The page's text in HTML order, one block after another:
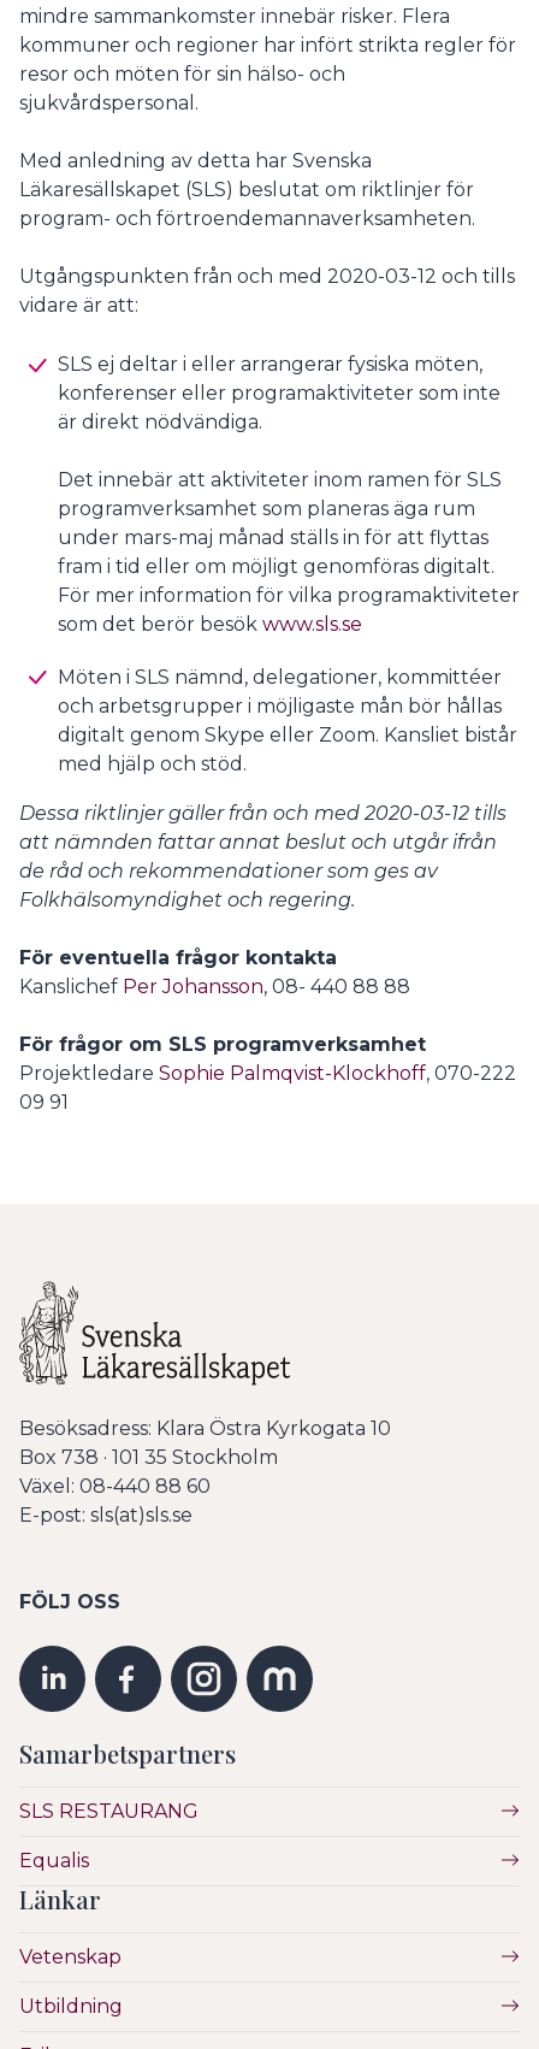
mindre sammankomster innebär risker. Flera
kommuner och regioner har infört strikta regler för
resor och möten för sin hälso- och
sjukvårdspersonal.
Med anledning av detta har Svenska
Läkaresällskapet (SLS) beslutat om riktlinjer för
program- och förtroendemannaverksamheten.
Utgångspunkten från och med 2020-03-12 och tills
vidare är att:
SLS ej deltar i eller arrangerar fysiska möten,
konferenser eller programaktiviteter som inte
är direkt nödvändiga.
Det innebär att aktiviteter inom ramen för SLS
programverksamhet som planeras äga rum
under mars-maj månad ställs in för att flyttas
fram i tid eller om möjligt genomföras digitalt.
För mer information för vilka programaktiviteter
som det berör besök www.sls.se
Möten i SLS nämnd, delegationer, kommittéer
och arbetsgrupper i möjligaste mån bör hållas
digitalt genom Skype eller Zoom. Kansliet bistår
med hjälp och stöd.
Dessa riktlinjer gäller från och med 2020-03-12 tills
att nämnden fattar annat beslut och utgår ifrån
de råd och rekommendationer som ges av
Folkhälsomyndighet och regering.
För eventuella frågor kontakta
Kanslichef Per Johansson, 08- 440 88 88
För frågor om SLS programverksamhet
Projektledare Sophie Palmqvist-Klockhoff, 070-222
09 91
Besöksadress: Klara Östra Kyrkogata 10
Box 738 · 101 35 Stockholm
Växel: 08-440 88 60
E-post: sls(at)sls.se
FÖLJ OSS
Samarbetspartners
SLS RESTAURANG
Equalis
Länkar
Vetenskap
Utbildning